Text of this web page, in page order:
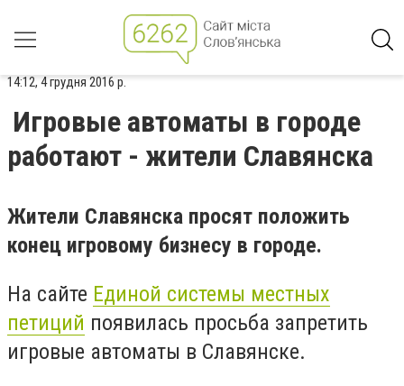
14:12, 4 грудня 2016 р.
Игровые автоматы в городе
работают - жители Славянска
Жители Славянска просят положить
конец игровому бизнесу в городе.
На сайте Единой системы местных
петиций появилась просьба запретить
игровые автоматы в Славянске.